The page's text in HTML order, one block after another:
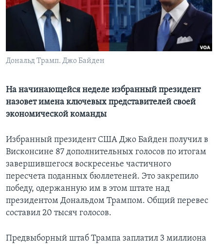
Learning English
СОЦИАЛЬНЫЕ СЕТИ
Языки
Дональд Трамп. Джо Байден
На начинающейся неделе избранный президент
назовет имена ключевых представителей своей
экономической команды
Избранный президент США Джо Байден получил в
Висконсине 87 дополнительных голосов по итогам
завершившегося воскресенье частичного
пересчета поданных бюллетеней. Это закрепило
победу, одержанную им в этом штате над
президентом Дональдом Трампом. Общий перевес
составил 20 тысяч голосов.
Предвыборный штаб Трампа заплатил 3 миллиона